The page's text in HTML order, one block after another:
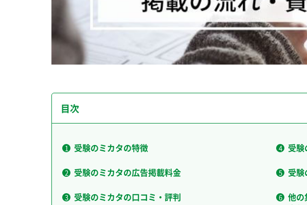
目次
受験のミカタの特徴
受験のミカタの広告掲載料金
受験のミカタの口コミ・評判
受
受
他の